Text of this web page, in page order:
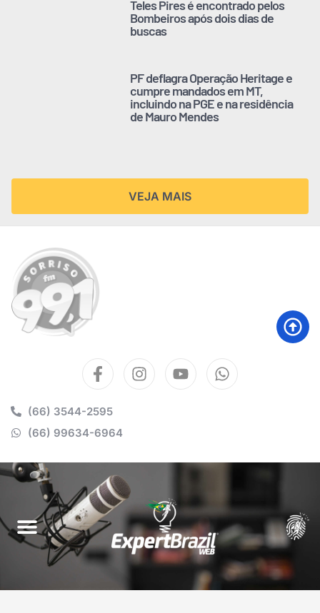
Teles Pires é encontrado pelos
Bombeiros após dois dias de
buscas
PF deflagra Operação Heritage e
cumpre mandados em MT,
incluindo na PGE e na residência
de Mauro Mendes
VEJA MAIS
(66) 3544-2595
(66) 99634-6964